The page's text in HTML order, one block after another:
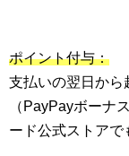
ポイント付与：
支払いの翌日から
（PayPayボーナ
ード公式ストアで